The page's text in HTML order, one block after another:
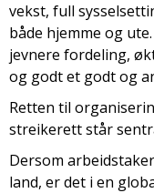
vekst, full
både hjemme og
jevnere fordeling,
og godt et godt og
Retten til
streikerett står
Dersom
land, er det i en